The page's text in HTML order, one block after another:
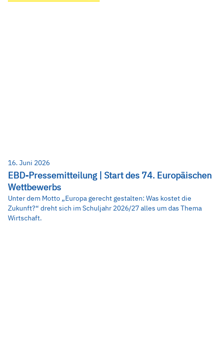
16. Juni 2026
EBD-Pressemitteilung | Start des 74. Europäischen
Wettbewerbs
Unter dem Motto „Europa gerecht gestalten: Was kostet die
Zukunft?“ dreht sich im Schuljahr 2026/27 alles um das Thema
Wirtschaft.